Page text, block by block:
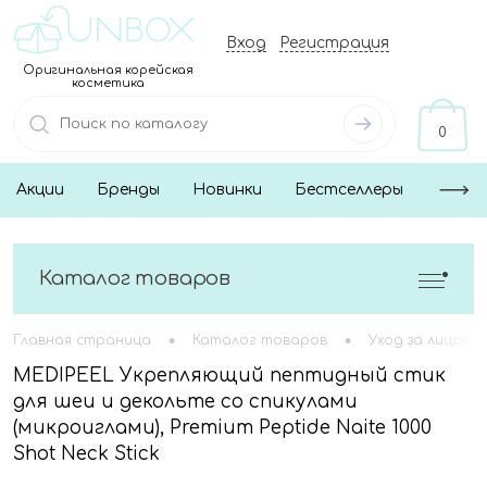
Оригинальная корейская
косметика
Вход Регистрация
0
Акции Бренды Новинки Бестселлеры
Каталог товаров
Главная страница • Каталог товаров • Уход за лицом
MEDIPEEL Укрепляющий пептидный стик
для шеи и декольте со спикулами
(микроиглами), Premium Peptide Naite 1000
Shot Neck Stick